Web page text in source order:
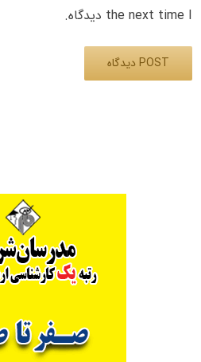
the next time I دیدگاه.